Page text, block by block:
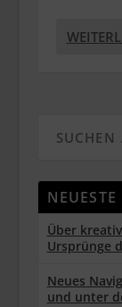
Über
Ursprünge
Neues
und unter